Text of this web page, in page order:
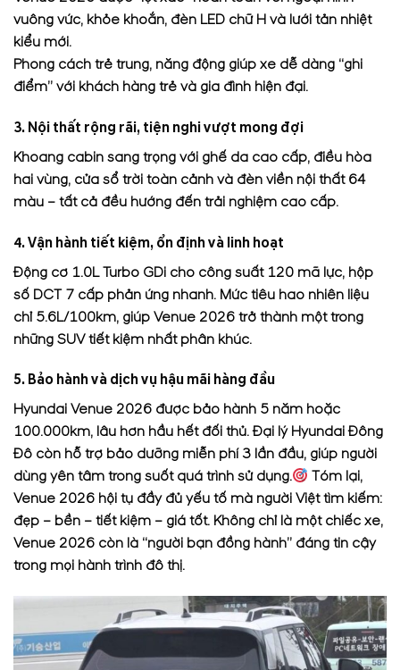
vuông vức, khỏe khoắn, đèn LED chữ H và lưới tản nhiệt
kiểu mới.
Phong cách trẻ trung, năng động giúp xe dễ dàng “ghi
điểm” với khách hàng trẻ và gia đình hiện đại.
3. Nội thất rộng rãi, tiện nghi vượt mong đợi
Khoang cabin sang trọng với ghế da cao cấp, điều hòa
hai vùng, cửa sổ trời toàn cảnh và đèn viền nội thất 64
màu – tất cả đều hướng đến trải nghiệm cao cấp.
4. Vận hành tiết kiệm, ổn định và linh hoạt
Động cơ 1.0L Turbo GDi cho công suất 120 mã lực, hộp
số DCT 7 cấp phản ứng nhanh. Mức tiêu hao nhiên liệu
chỉ 5.6L/100km, giúp Venue 2026 trở thành một trong
những SUV tiết kiệm nhất phân khúc.
5. Bảo hành và dịch vụ hậu mãi hàng đầu
Hyundai Venue 2026 được bảo hành 5 năm hoặc
100.000km, lâu hơn hầu hết đối thủ. Đại lý Hyundai Đông
Đô còn hỗ trợ bảo dưỡng miễn phí 3 lần đầu, giúp người
dùng yên tâm trong suốt quá trình sử dụng.
Tóm lại,
Venue 2026 hội tụ đầy đủ yếu tố mà người Việt tìm kiếm:
đẹp – bền – tiết kiệm – giá tốt. Không chỉ là một chiếc xe,
Venue 2026 còn là “người bạn đồng hành” đáng tin cậy
trong mọi hành trình đô thị.